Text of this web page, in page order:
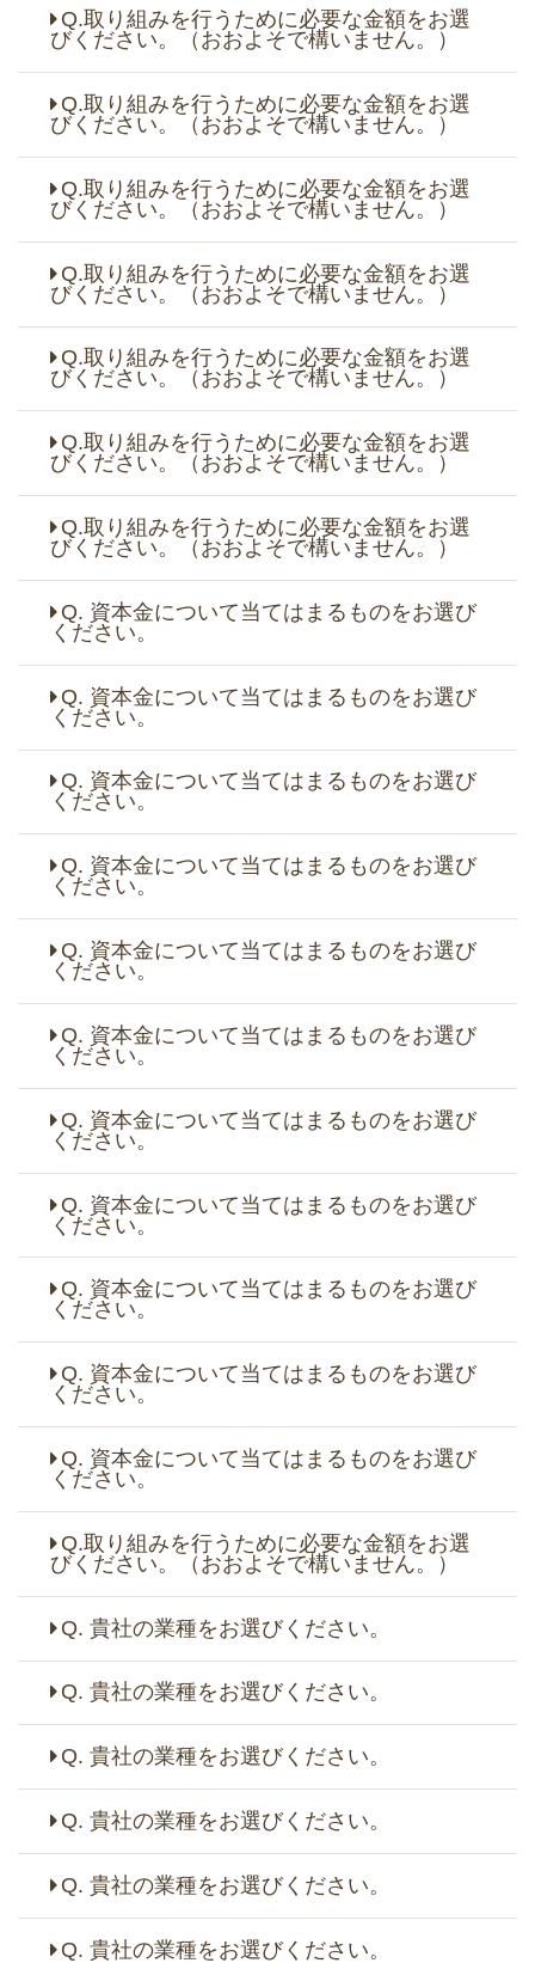
Q.取り組みを行うために必要な金額をお選
びください。（おおよそで構いません。）
Q.取り組みを行うために必要な金額をお選
びください。（おおよそで構いません。）
Q.取り組みを行うために必要な金額をお選
びください。（おおよそで構いません。）
Q.取り組みを行うために必要な金額をお選
びください。（おおよそで構いません。）
Q.取り組みを行うために必要な金額をお選
びください。（おおよそで構いません。）
Q.取り組みを行うために必要な金額をお選
びください。（おおよそで構いません。）
Q.取り組みを行うために必要な金額をお選
びください。（おおよそで構いません。）
Q. 資本金について当てはまるものをお選び
ください。
Q. 資本金について当てはまるものをお選び
ください。
Q. 資本金について当てはまるものをお選び
ください。
Q. 資本金について当てはまるものをお選び
ください。
Q. 資本金について当てはまるものをお選び
ください。
Q. 資本金について当てはまるものをお選び
ください。
Q. 資本金について当てはまるものをお選び
ください。
Q. 資本金について当てはまるものをお選び
ください。
Q. 資本金について当てはまるものをお選び
ください。
Q. 資本金について当てはまるものをお選び
ください。
Q. 資本金について当てはまるものをお選び
ください。
Q.取り組みを行うために必要な金額をお選
びください。（おおよそで構いません。）
Q. 貴社の業種をお選びください。
Q. 貴社の業種をお選びください。
Q. 貴社の業種をお選びください。
Q. 貴社の業種をお選びください。
Q. 貴社の業種をお選びください。
Q. 貴社の業種をお選びください。